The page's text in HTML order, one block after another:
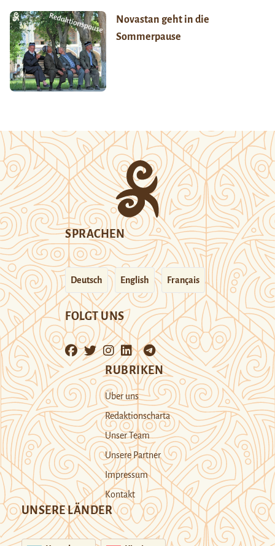
Novastan geht in die
Sommerpause
SPRACHEN
Deutsch English Français
FOLGT UNS
RUBRIKEN
Über uns
Redaktionscharta
Unser Team
Unsere Partner
Impressum
Kontakt
UNSERE LÄNDER